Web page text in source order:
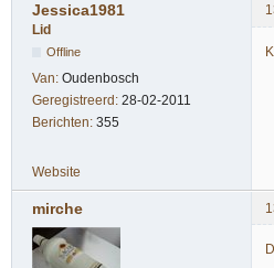
Jessica1981
Lid
Offline
Van: Oudenbosch
Geregistreerd: 28-02-2011
Berichten: 355
Website
mirche